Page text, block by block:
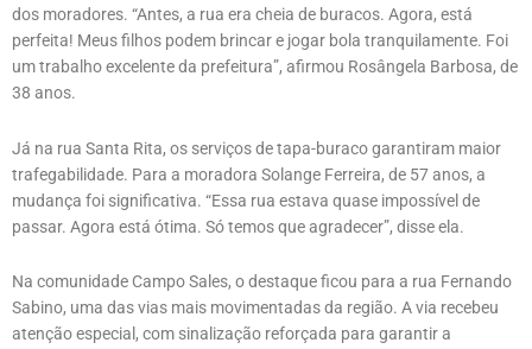
dos moradores. “Antes, a rua era cheia de buracos. Agora, está
perfeita! Meus filhos podem brincar e jogar bola tranquilamente. Foi
um trabalho excelente da prefeitura”, afirmou Rosângela Barbosa, de
38 anos.
Já na rua Santa Rita, os serviços de tapa-buraco garantiram maior
trafegabilidade. Para a moradora Solange Ferreira, de 57 anos, a
mudança foi significativa. “Essa rua estava quase impossível de
passar. Agora está ótima. Só temos que agradecer”, disse ela.
Na comunidade Campo Sales, o destaque ficou para a rua Fernando
Sabino, uma das vias mais movimentadas da região. A via recebeu
atenção especial, com sinalização reforçada para garantir a